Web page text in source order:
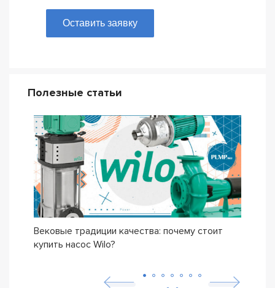
Оставить заявку
Полезные статьи
Вековые традиции качества: почему стоит
купить насос Wilo?